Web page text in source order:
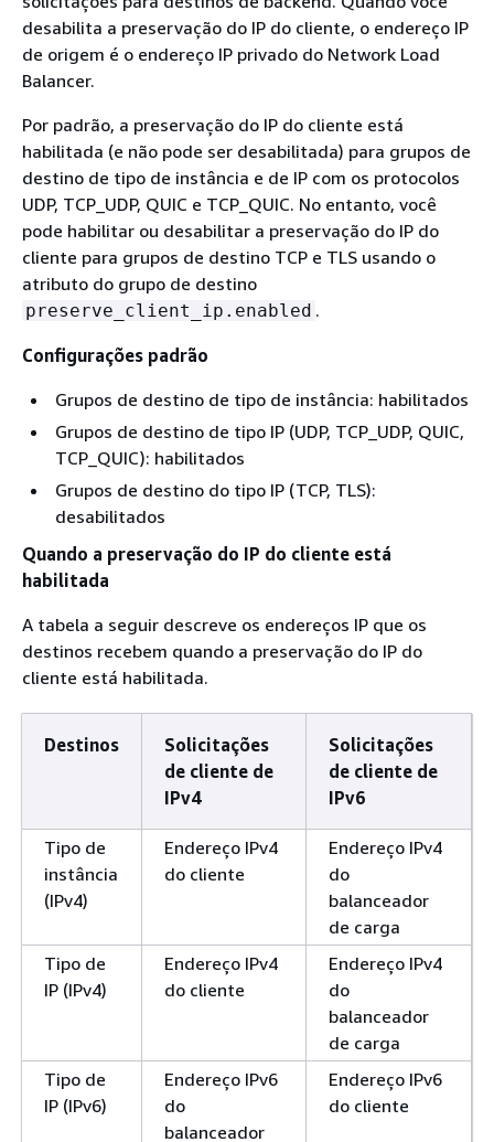
desabilita a preservação do IP do cliente, o endereço IP
de origem é o endereço IP privado do Network Load
Balancer.
Por padrão, a preservação do IP do cliente está
habilitada (e não pode ser desabilitada) para grupos de
destino de tipo de instância e de IP com os protocolos
UDP, TCP_UDP, QUIC e TCP_QUIC. No entanto, você
pode habilitar ou desabilitar a preservação do IP do
cliente para grupos de destino TCP e TLS usando o
atributo do grupo de destino
preserve_client_ip.enabled .
Configurações padrão
Grupos de destino de tipo de instância: habilitados
Grupos de destino de tipo IP (UDP, TCP_UDP, QUIC,
TCP_QUIC): habilitados
Grupos de destino do tipo IP (TCP, TLS):
desabilitados
Quando a preservação do IP do cliente está
habilitada
A tabela a seguir descreve os endereços IP que os
destinos recebem quando a preservação do IP do
cliente está habilitada.
Destinos
Solicitações
de cliente de
IPv4
Solicitações
de cliente de
IPv6
Tipo de
instância
(IPv4)
Endereço IPv4
do cliente
Endereço IPv4
do
balanceador
de carga
Tipo de
IP (IPv4)
Endereço IPv4
do cliente
Endereço IPv4
do
balanceador
de carga
Tipo de
IP (IPv6)
Endereço IPv6
do
balanceador
Endereço IPv6
do cliente